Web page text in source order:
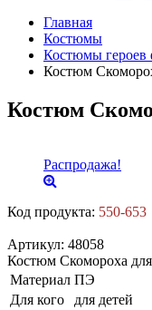
Главная
Костюмы
Костюмы героев
Костюм
Костюм
Распродажа!
Код продукта: 550-653
Артикул: 48058
Костюм Скомороха для
Материал ПЭ
Для кого
для детей